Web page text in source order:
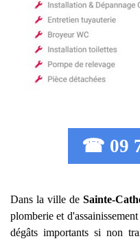
☎ 09
Dans la ville de Sainte-
plomberie et
dégâts importants si non